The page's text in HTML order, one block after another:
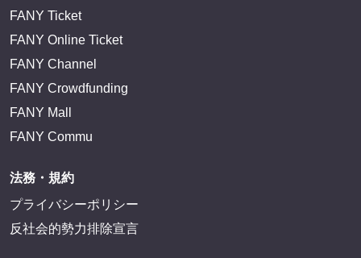
FANY Ticket
FANY Online Ticket
FANY Channel
FANY Crowdfunding
FANY Mall
FANY Commu
法務・規約
プライバシーポリシー
反社会的勢力排除宣言